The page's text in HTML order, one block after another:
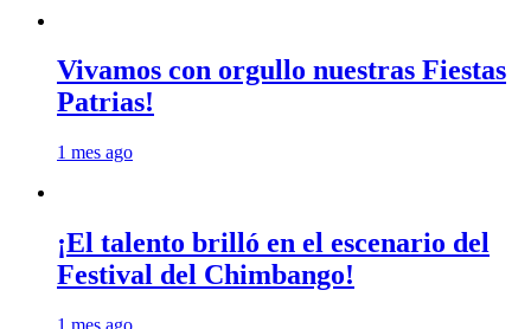
Vivamos con orgullo nuestras Fiestas
Patrias!
1 mes ago
¡El talento brilló en el escenario del
Festival del Chimbango!